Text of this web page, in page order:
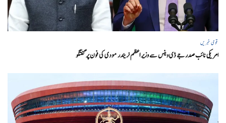
قومی خبریں
امریکی نائب صدر جے ڈی وینس سے وزیر اعظم نریندر مودی کی فون پر گفتگو